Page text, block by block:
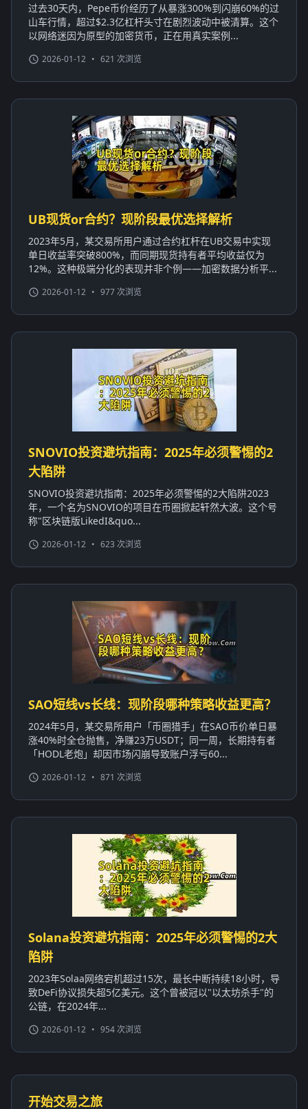
过去30天内，Pepe币价经历了从暴涨300%到闪崩60%的过
山车行情，超过$2.3亿杠杆头寸在剧烈波动中被清算。这个
以网络迷因为原型的加密货币，正在用真实案例...
2026-01-12 • 621 次浏览
UB现货or合约？现阶段最优选择解析
2023年5月，某交易所用户通过合约杠杆在UB交易中实现
单日收益率突破800%，而同期现货持有者平均收益仅为
12%。这种极端分化的表现并非个例——加密数据分析平...
2026-01-12 • 977 次浏览
SNOVIO投资避坑指南：2025年必须警惕的2
大陷阱
SNOVIO投资避坑指南：2025年必须警惕的2大陷阱2023
年，一个名为SNOVIO的项目在币圈掀起轩然大波。这个号
称"区块链版LikedI&quo...
2026-01-12 • 623 次浏览
SAO短线vs长线：现阶段哪种策略收益更高？
2024年5月，某交易所用户「币圈猎手」在SAO币价单日暴
涨40%时全仓抛售，净赚23万USDT；同一周，长期持有者
「HODL老炮」却因市场闪崩导致账户浮亏60...
2026-01-12 • 871 次浏览
Solana投资避坑指南：2025年必须警惕的2大
陷阱
2023年Solaa网络宕机超过15次，最长中断持续18小时，导
致DeFi协议损失超5亿美元。这个曾被冠以"以太坊杀手"的
公链，在2024年...
2026-01-12 • 954 次浏览
开始交易之旅